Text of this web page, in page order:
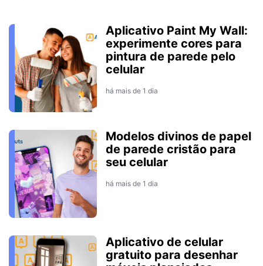
Aplicativo Paint My Wall:
experimente cores para
pintura de parede pelo
celular
há mais de 1 dia
Modelos divinos de papel
de parede cristão para
seu celular
há mais de 1 dia
Aplicativo de celular
gratuito para desenhar